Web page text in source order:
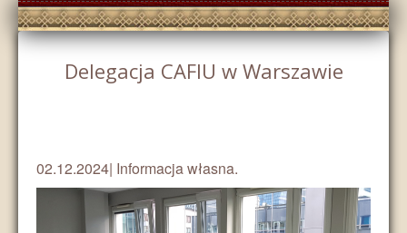
Home
Wydarzenia
Społeczeństwo
Kultura
Delegacja CAFIU w Warszawie
02.12.2024| Informacja własna.